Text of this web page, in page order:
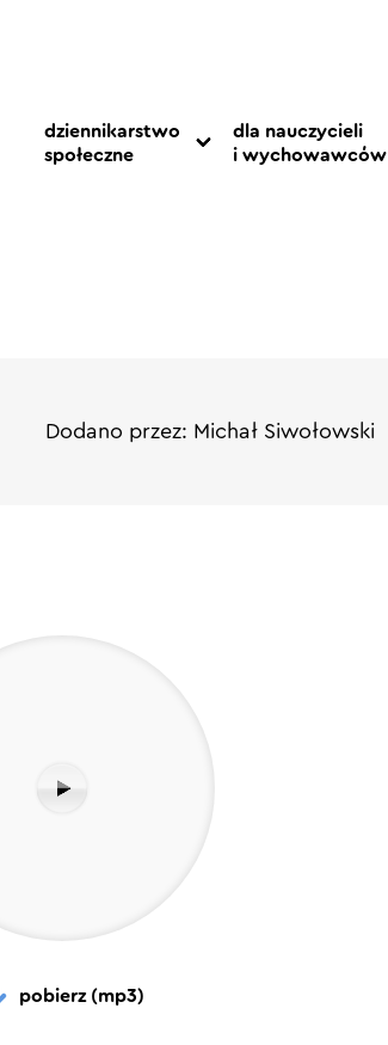
dziennikarstwo
społeczne
dla nauczycieli
i wychowawców
Dodano przez: Michał Siwołowski
pobierz (mp3)